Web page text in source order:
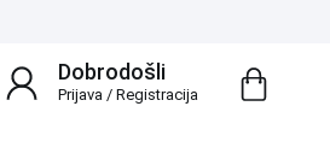
Dobrodošli
Prijava/ Registracija